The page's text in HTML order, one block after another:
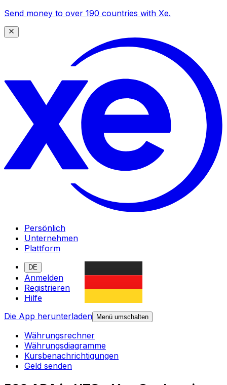
Send money to over 190 countries with Xe.
Persönlich
Unternehmen
Plattform
DE
Anmelden
Registrieren
Hilfe
Die App herunterladen
Menü umschalten
Währungsrechner
Währungsdiagramme
Kursbenachrichtigungen
Geld senden